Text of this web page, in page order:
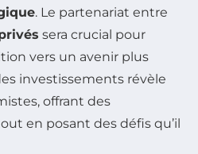
. Le partenariat entre
sera crucial pour
vers un avenir plus
investissements révèle
offrant des
en posant des défis qu’il